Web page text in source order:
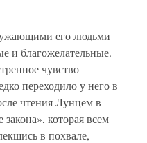
его людьми
и благожелательные.
чувство
переходило у него в
чтения Лунцем в
которая всем
в похвале,